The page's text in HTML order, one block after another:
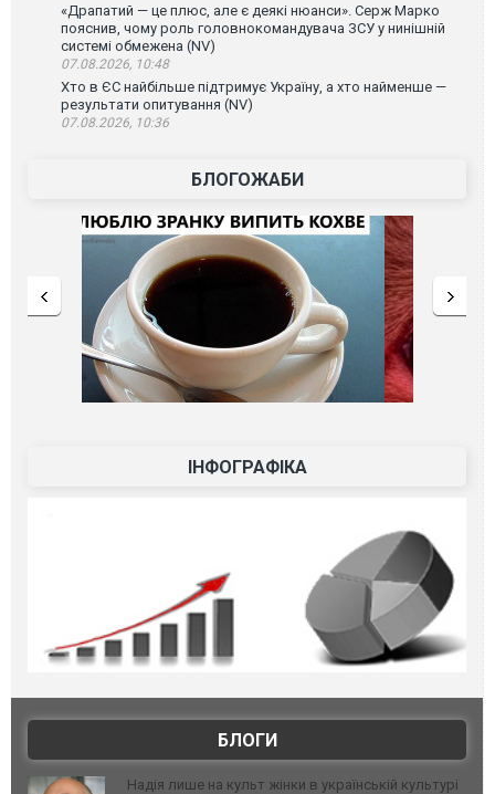
«Драпатий — це плюс, але є деякі нюанси». Серж Марко
пояснив, чому роль головнокомандувача ЗСУ у нинішній
системі обмежена (NV)
07.08.2026, 10:48
Хто в ЄС найбільше підтримує Україну, а хто найменше —
результати опитування (NV)
07.08.2026, 10:36
БЛОГОЖАБИ
ІНФОГРАФІКА
БЛОГИ
Надія лише на культ жінки в українській культурі